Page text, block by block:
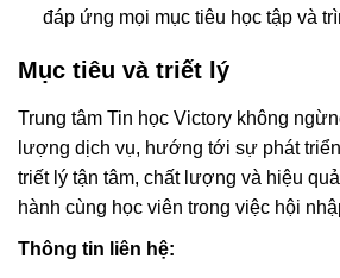
đáp ứng mọi mục tiêu học tập và
Mục tiêu và triết lý
Trung tâm Tin học Victory không
lượng dịch vụ, hướng tới sự phát
triết lý tận tâm, chất lượng và hiệu
hành cùng học viên trong việc hội
Thông tin liên hệ: